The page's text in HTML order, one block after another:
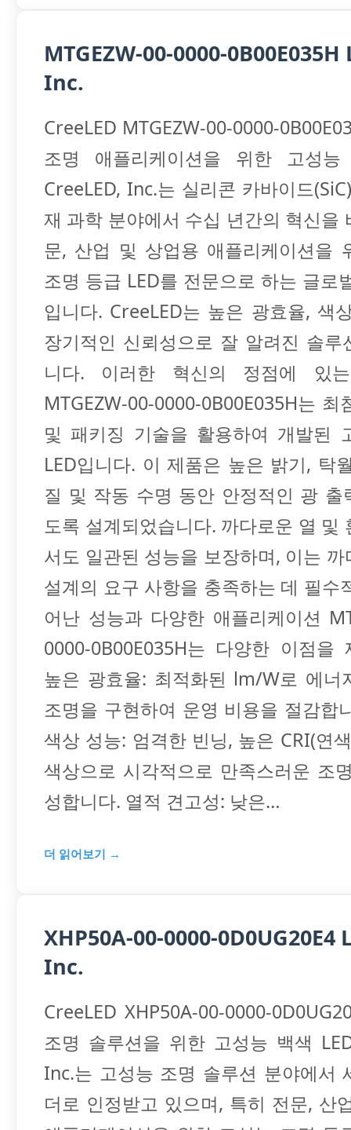
MTGEZW-00-0000-
Inc.
CreeLED MTGEZW-00-0000-
조명 애플리케이션을 위한 고성
CreeLED, Inc.는 실리콘 카바이드
재 과학 분야에서 수십 년간의 혁신을
문, 산업 및 상업용 애플리케이션을
조명 등급 LED를 전문으로 하는 글로
입니다. CreeLED는 높은 광효율, 색
장기적인 신뢰성으로 잘 알려진 솔루
니다. 이러한 혁신의 정점에 있
MTGEZW-00-0000-0B00E035H는 최
및 패키징 기술을 활용하여 개발된
LED입니다. 이 제품은 높은 밝기, 탁
질 및 작동 수명 동안 안정적인 광 출
도록 설계되었습니다. 까다로운 열 및
서도 일관된 성능을 보장하며, 이는
설계의 요구 사항을 충족하는 데 필수
어난 성능과 다양한 애플리케이션
0000-0B00E035H는 다양한 이점을
높은 광효율: 최적화된 lm/W로 에너
조명을 구현하여 운영 비용을 절감합
색상 성능: 엄격한 빈닝, 높은 CRI(연
색상으로 시각적으로 만족스러운 조
성합니다. 열적 견고성: 낮은…
더 읽어보기 →
XHP50A-00-0000-0D0UG20E4
Inc.
CreeLED XHP50A-00-0000-
조명 솔루션을 위한 고성능 백색
Inc.는 고성능 조명 솔루션 분야에서
더로 인정받고 있으며, 특히 전문, 산